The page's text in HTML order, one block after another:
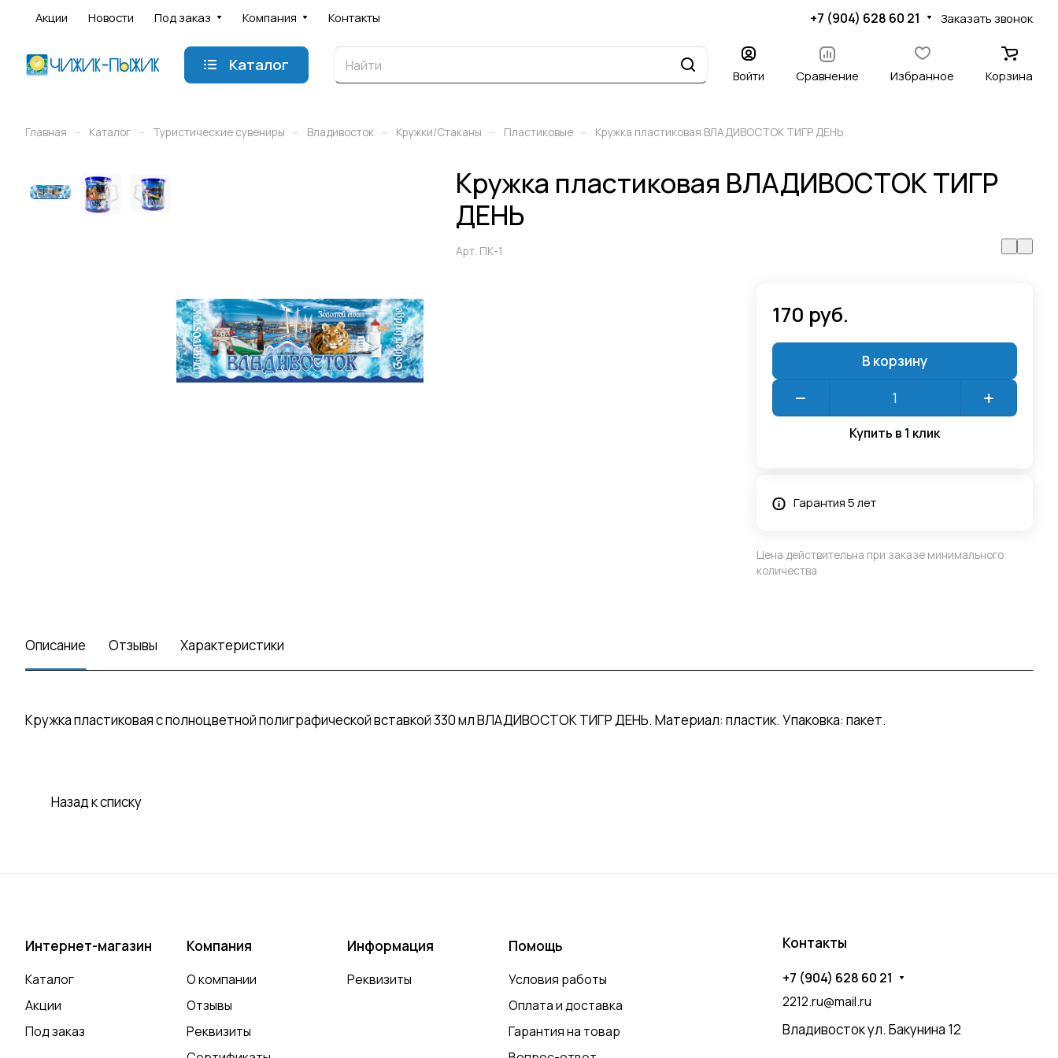
Акции Новости Под заказ Компания Контакты +7 (904) 628 60 21 Заказать звонок
Каталог
Войти Сравнение Избранное Корзина
Главная – Каталог – Туристические сувениры – Владивосток – Кружки/Стаканы – Пластиковые – Кружка пластиковая ВЛАДИВОСТОК ТИГР ДЕНЬ
Кружка пластиковая ВЛАДИВОСТОК ТИГР
ДЕНЬ
Арт. ПК-1
170 руб.
В корзину
Купить в 1 клик
Гарантия 5 лет
Цена действительна при заказе минимального
количества
Описание Отзывы Характеристики
Кружка пластиковая с полноцветной полиграфической вставкой 330 мл ВЛАДИВОСТОК ТИГР ДЕНЬ. Материал: пластик. Упаковка: пакет.
Назад к списку
Интернет-магазин
Каталог
Акции
Под заказ
Компания
О компании
Отзывы
Реквизиты
Информация
Реквизиты
Помощь
Условия работы
Оплата и доставка
Гарантия на товар
Контакты
+7 (904) 628 60 21
2212.ru@mail.ru
Владивосток ул. Бакунина 12